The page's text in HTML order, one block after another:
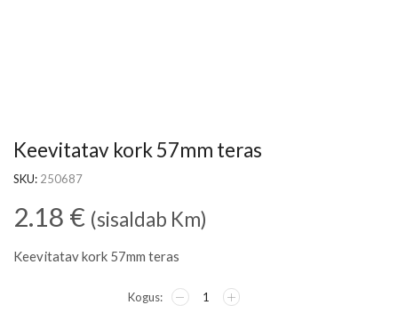
Keevitatav kork 57mm teras
SKU: 250687
2.18 € (sisaldab Km)
Keevitatav kork 57mm teras